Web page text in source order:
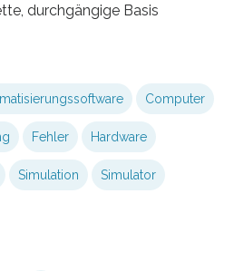
durchgängige Basis
Computer
Fehler Hardware
Simulation Simulator